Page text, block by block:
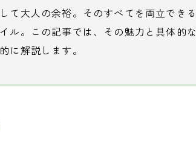
て大人の余裕。そのすべてを両立でき
ル。この記事では、その魅力と具体的
に解説します。